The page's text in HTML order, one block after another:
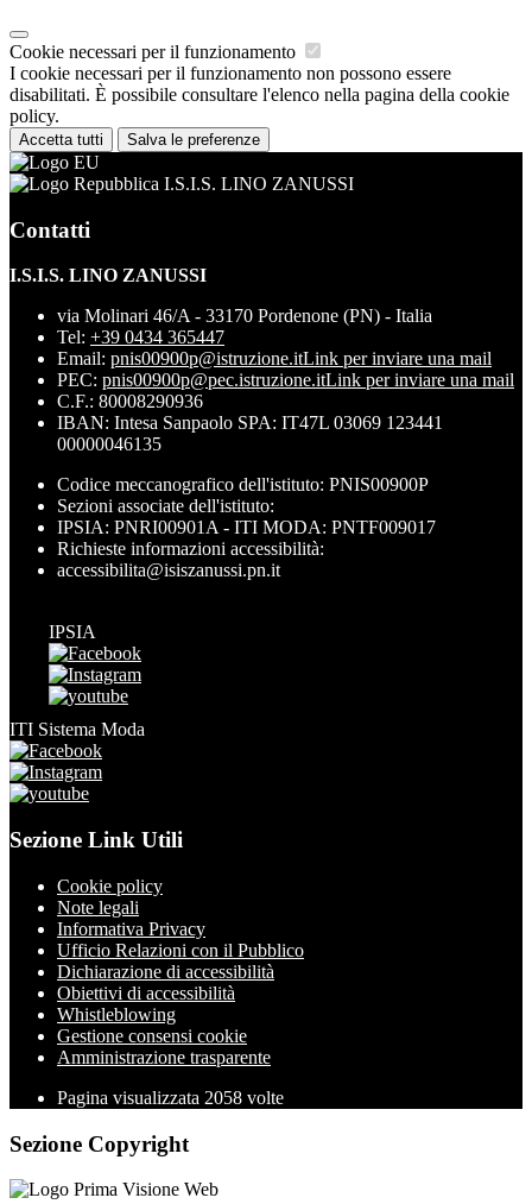
Cookie necessari per il funzionamento
I cookie necessari per il funzionamento non possono essere
disabilitati. È possibile consultare l'elenco nella pagina della cookie
policy.
Accetta tutti Salva le preferenze
I.S.I.S. LINO ZANUSSI
Contatti
I.S.I.S. LINO ZANUSSI
via Molinari 46/A - 33170 Pordenone (PN) - Italia
Tel: +39 0434 365447
Email: pnis00900p@istruzione.itLink per inviare una mail
PEC: pnis00900p@pec.istruzione.itLink per inviare una mail
C.F.: 80008290936
IBAN: Intesa Sanpaolo SPA: IT47L 03069 123441
00000046135
Codice meccanografico dell'istituto: PNIS00900P
Sezioni associate dell'istituto:
IPSIA: PNRI00901A - ITI MODA: PNTF009017
Richieste informazioni accessibilità:
accessibilita@isiszanussi.pn.it
IPSIA
ITI Sistema Moda
Sezione Link Utili
Cookie policy
Note legali
Informativa Privacy
Ufficio Relazioni con il Pubblico
Dichiarazione di accessibilità
Obiettivi di accessibilità
Whistleblowing
Gestione consensi cookie
Amministrazione trasparente
Pagina visualizzata 2058 volte
Sezione Copyright